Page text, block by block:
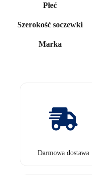
Płeć
Szerokość soczewki
Marka
Darmowa dostawa